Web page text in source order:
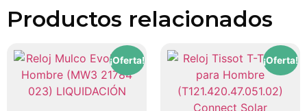
Productos relacionados
¡Oferta! ¡Oferta!